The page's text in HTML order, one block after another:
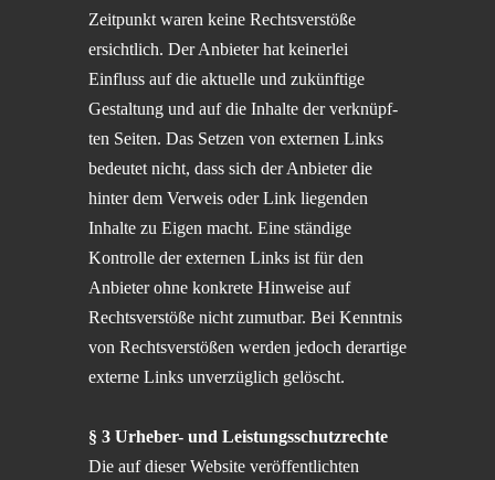
Zeitpunkt waren keine Rechts­ver­stöße
ersicht­lich. Der Anbie­ter hat keiner­lei
Einfluss auf die aktuelle und zukünf­tige
Gestal­tung und auf die Inhalte der verknüpf­
ten Seiten. Das Setzen von exter­nen Links
bedeu­tet nicht, dass sich der Anbie­ter die
hinter dem Verweis oder Link liegen­den
Inhalte zu Eigen macht. Eine ständige
Kontrolle der exter­nen Links ist für den
Anbie­ter ohne konkrete Hinweise auf
Rechts­ver­stöße nicht zumut­bar. Bei Kennt­nis
von Rechts­ver­stö­ßen werden jedoch derar­tige
externe Links unver­züg­lich gelöscht.
§ 3 Urheber- und Leistungsschutzrechte
Die auf dieser Website veröf­fent­lich­ten